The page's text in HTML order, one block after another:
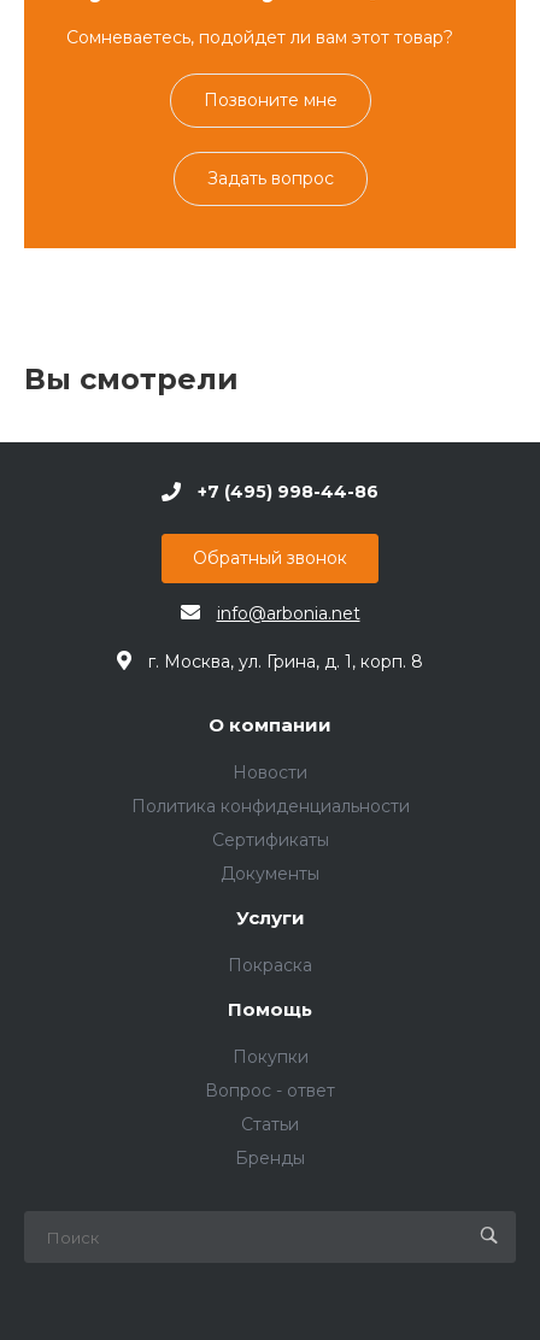
Сомневаетесь, подойдет ли вам этот товар?
Позвоните мне
Задать вопрос
Вы смотрели
+7 (495) 998-44-86
Обратный звонок
info@arbonia.net
г. Москва, ул. Грина, д. 1, корп. 8
О компании
Новости
Политика конфиденциальности
Сертификаты
Документы
Услуги
Покраска
Помощь
Покупки
Вопрос - ответ
Статьи
Бренды